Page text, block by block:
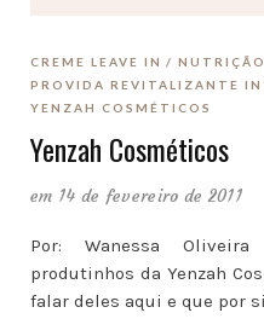
CREME LEAVE IN
PROVIDA REVITALIZANTE
YENZAH COSMÉTICOS
Yenzah Cosméticos
em 14 de fevereiro de 2011
Por: Wanessa
produtinhos da Yenzah
falar deles aqui e que por